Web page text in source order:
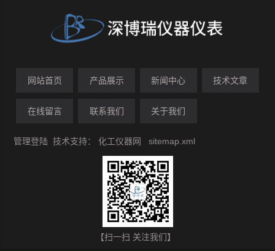
网站首页 产品展示 新闻中心 技术文章
在线留言 联系我们 关于我们
管理登陆 技术支持：化工仪器网 sitemap.xml
【扫一扫 关注我们】